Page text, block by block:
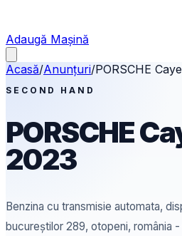
Adaugă Mașină
Acasă/Anunțuri/PORSCHE
SECOND HAND
PORSCHE
2023
Benzina cu transmisie automata,
bucureștilor 289, otopeni, românia